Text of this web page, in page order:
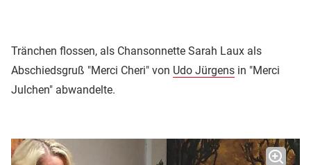
Tränchen flossen, als Chansonnette Sarah Laux als
Abschiedsgruß "Merci Cheri" von Udo Jürgens in "Merci
Julchen" abwandelte.